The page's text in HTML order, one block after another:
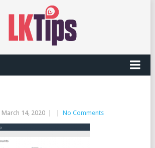
March 14, 2020 No Comments